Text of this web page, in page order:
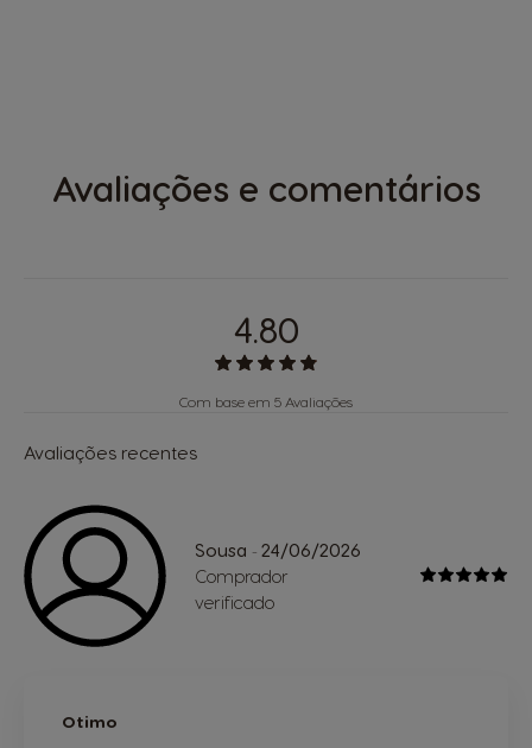
Avaliações e comentários
4.80
Com base em 5 Avaliações
Avaliações recentes
Sousa - 24/06/2026
Comprador
verificado
Otimo